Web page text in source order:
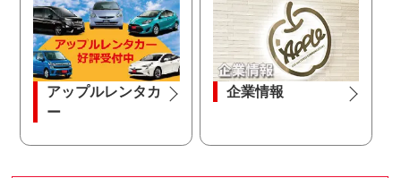
アップルレンタカ
ー
企業情報